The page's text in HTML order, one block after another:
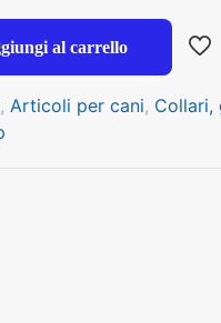
al carrello
, Articoli per cani, Collari,